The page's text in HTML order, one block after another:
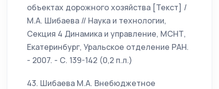
объектах дорожного хозяйства [Текст] /
М.А. Шибаева // Наука и технологии,
Секция 4 Динамика и управление, МСНТ,
Екатеринбург, Уральское отделение РАН.
- 2007. - С. 139-142 (0,2 п.л.)
43. Шибаева М.А. Внебюджетное